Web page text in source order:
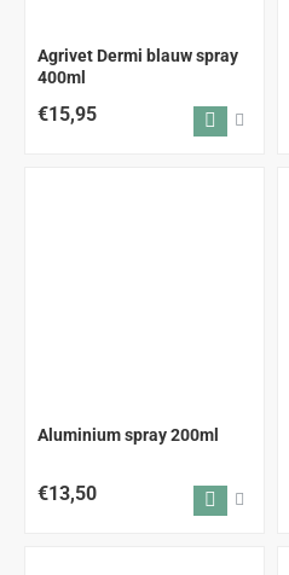
Agrivet Dermi blauw spray
400ml
€15,95
Aluminium spray 200ml
€13,50